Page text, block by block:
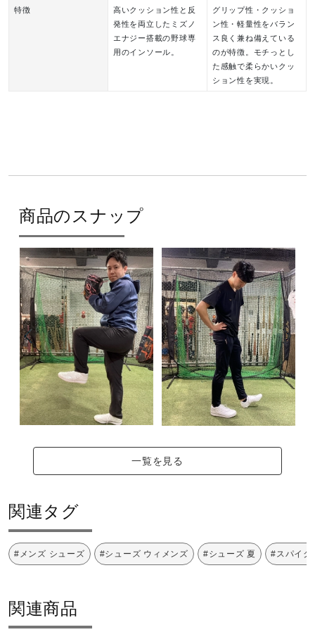
特徴
高いクッション性と反
発性を両立したミズノ
エナジー搭載の野球専
用のインソール。
グリップ性・クッショ
ン性・軽量性をバラン
ス良く兼ね備えている
のが特徴。モチっとし
た感触で柔らかいクッ
ション性を実現。
商品のスナップ
一覧を見る
関連タグ
#メンズ シューズ #シューズ ウィメンズ #シューズ 夏 #スパイク
関連商品